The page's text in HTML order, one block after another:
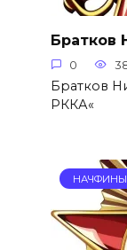
Братков
0
Братков
РККА«